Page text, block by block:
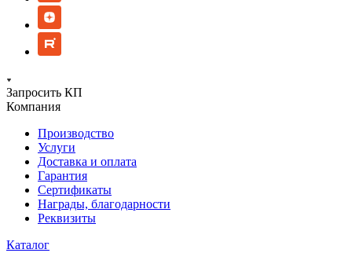
Запросить КП
Компания
Производство
Услуги
Доставка и оплата
Гарантия
Сертификаты
Награды, благодарности
Реквизиты
Каталог